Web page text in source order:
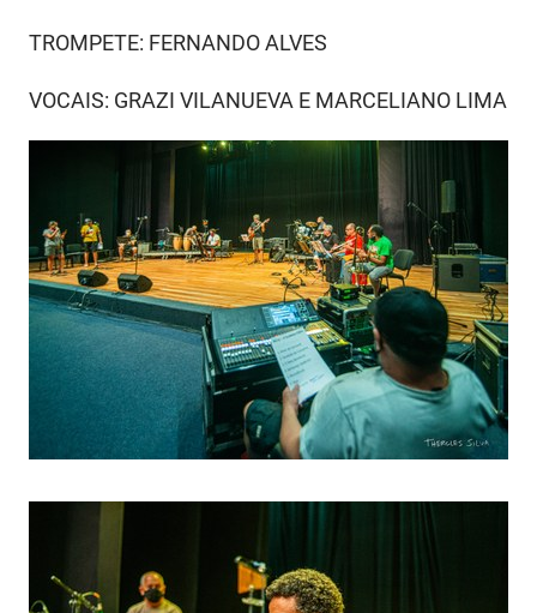
TROMPETE: FERNANDO ALVES
VOCAIS: GRAZI VILANUEVA E MARCELIANO LIMA